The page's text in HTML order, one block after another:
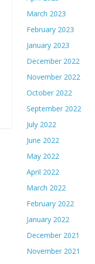
March 2023
February 2023
January 2023
December 2022
November 2022
October 2022
September 2022
July 2022
June 2022
May 2022
April 2022
March 2022
February 2022
January 2022
December 2021
November 2021